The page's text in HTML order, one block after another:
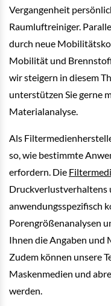
Vergangenheit
Raumluftreiniger.
durch neue
Mobilität und
wir steigern in diesem
unterstützen Sie gerne
Materialanalyse.
Als
so, wie bestimmte
erfordern. Die
Druckverlustverhaltens
anwendungsspezifisch
Porengrößenanalysen
Ihnen die Angaben und
Zudem können unsere
Maskenmedien und
werden.